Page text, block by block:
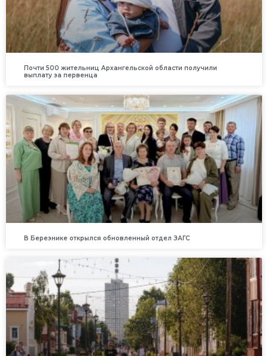
Почти 500 жительниц Архангельской области получили
выплату за первенца
В Березнике открылся обновленный отдел ЗАГС